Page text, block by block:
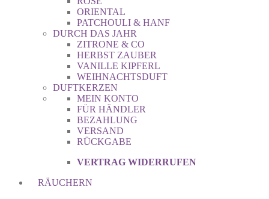
ORIENTAL
PATCHOULI & HANF
DURCH DAS JAHR
ZITRONE & CO
HERBST ZAUBER
VANILLE KIPFERL
WEIHNACHTSDUFT
DUFTKERZEN
MEIN KONTO
FÜR HÄNDLER
BEZAHLUNG
VERSAND
RÜCKGABE
VERTRAG WIDERRUFEN
RÄUCHERN